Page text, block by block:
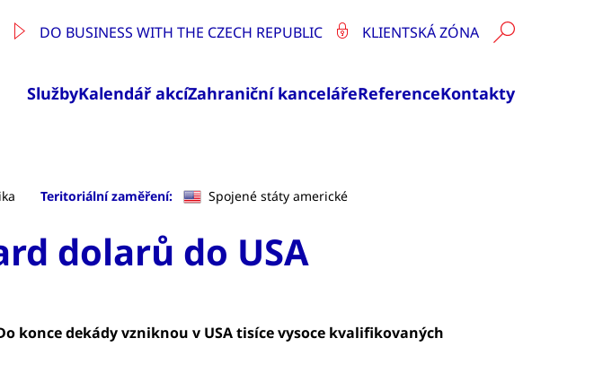
DO BUSINESS WITH THE CZECH REPUBLIC KLIENTSKÁ ZÓNA
SlužbyKalendář akcíZahraniční kancelářeReferenceKontakty
Teritoriální zaměření: Spojené státy americké
dolarů do USA
dekády vzniknou v USA tisíce vysoce kvalifikovaných